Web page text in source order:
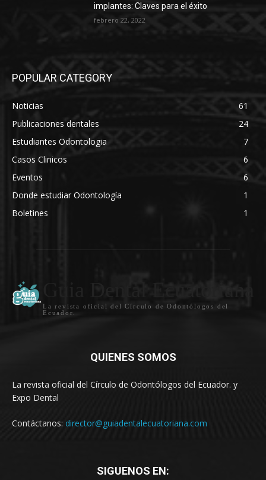
implantes: Claves para el éxito
febrero 22, 2022
POPULAR CATEGORY
Noticias
61
Publicaciones dentales
24
Estudiantes Odontologia
7
Casos Clinicos
6
Eventos
6
Donde estudiar Odontología
1
Boletines
1
Guia Dental Ecuatoriana
La revista oficial del Círculo de Odontólogos del
Ecuador.
QUIENES SOMOS
La revista oficial del Círculo de Odontólogos del Ecuador. y
Expo Dental
Contáctanos: director@guiadentalecuatoriana.com
SIGUENOS EN: